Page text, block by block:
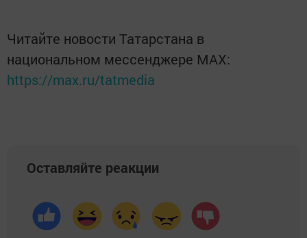
Читайте новости Татарстана в
национальном мессенджере MАХ:
https://max.ru/tatmedia
Оставляйте реакции